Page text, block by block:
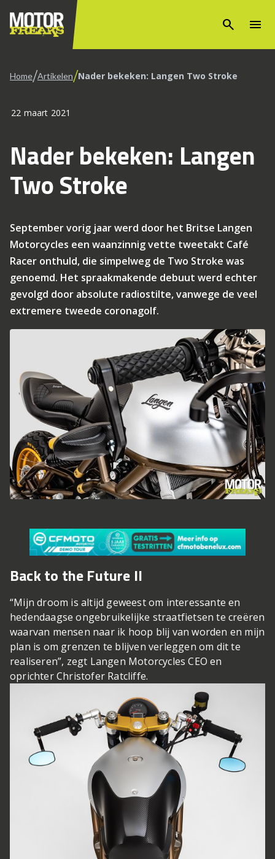
search menu
Home/Artikelen/Nader bekeken: Langen Two Stroke
22 maart 2021
Nader bekeken: Langen
Two Stroke
September vorig jaar werd door het Britse Langen
Motorcycles een waanzinnig vette tweetakt Café
Racer onthuld, die simpelweg de Two Stroke was
genoemd. Het spraakmakende debuut werd echter
gevolgd door absolute radiostilte, vanwege de veel
extremere tweede coronagolf.
Back to the Future II
“Mijn droom is altijd geweest om interessante en
hedendaagse ongebruikelijke straatfietsen te creëren
waarvan mensen naar ik hoop blij van worden en mijn
plan is om grenzen te blijven verleggen om dit te
realiseren”, zegt Langen Motorcycles CEO en
oprichter Christofer Ratcliffe.